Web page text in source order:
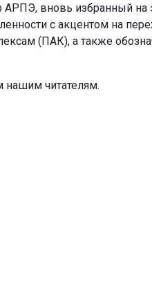
АРПЭ, вновь избранный на
с акцентом на
(ПАК), а также
нашим читателям.